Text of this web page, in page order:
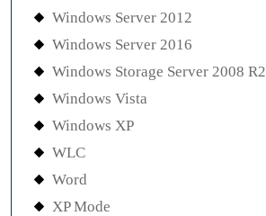
Windows Server 2012
Windows Server 2016
Windows Storage Server 2008 R2
Windows Vista
Windows XP
WLC
Word
XP Mode